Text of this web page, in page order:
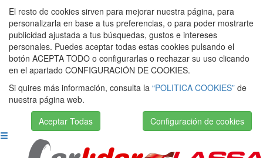
El resto de cookies sirven para mejorar nuestra página, para
personalizarla en base a tus preferencias, o para poder mostrarte
publicidad ajustada a tus búsquedas, gustos e intereses
personales. Puedes aceptar todas estas cookies pulsando el
botón ACEPTA TODO o configurarlas o rechazar su uso clicando
en el apartado CONFIGURACIÓN DE COOKIES.
Si quires más información, consulta la “POLITICA COOKIES” de
nuestra página web.
Aceptar Todas
Configuración de cookies